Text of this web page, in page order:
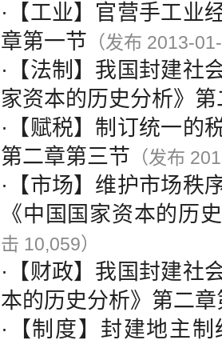
·【工业】 官营手工业
章第一节 （发布 2013-
·【法制 】 我国封建社
家资本的历史分析》
·【 赋税】 制订统一的
第二章第三节 （发布
·【市场】 维护市场秩
《中国国家资本的历
击 10,059）
·【 财政】 我国封建社
本的历史分析》第二
·【制度 】 封建地主